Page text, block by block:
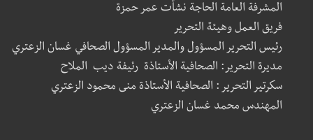
المشرفة العامة الحاجة نشأت عمر حمزة
فريق العمل وهيئة التحرير
رئيس التحرير المسؤول والمدير المسؤول الصحافي غسان الزعتري
مديرة التحرير: الصحافية الأستاذة رئيفة ديب الملاح
سكرتير التحرير : الصحافية الأستاذة منى محمود الزعتري
المهندس محمد غسان الزعتري